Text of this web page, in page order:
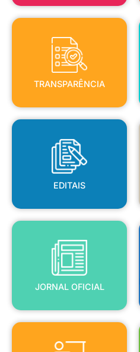
TRANSPARÊNCIA
TRANSPARÊNCIA
EDITAIS
EDITAIS
JORNAL OFICIAL
JORNAL OFICIAL
OFICINAS